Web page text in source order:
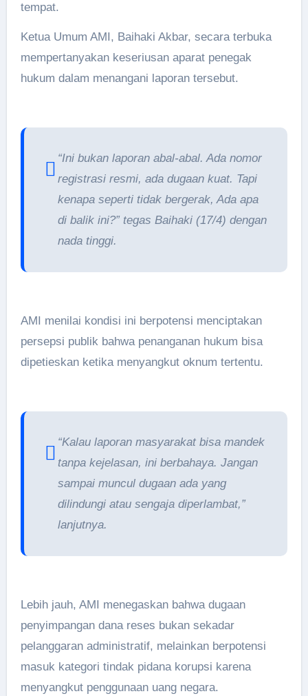
tempat.
Ketua Umum AMI, Baihaki Akbar, secara terbuka
mempertanyakan keseriusan aparat penegak
hukum dalam menangani laporan tersebut.
“Ini bukan laporan abal-abal. Ada nomor
registrasi resmi, ada dugaan kuat. Tapi
kenapa seperti tidak bergerak, Ada apa
di balik ini?” tegas Baihaki (17/4) dengan
nada tinggi.
AMI menilai kondisi ini berpotensi menciptakan
persepsi publik bahwa penanganan hukum bisa
dipetieskan ketika menyangkut oknum tertentu.
“Kalau laporan masyarakat bisa mandek
tanpa kejelasan, ini berbahaya. Jangan
sampai muncul dugaan ada yang
dilindungi atau sengaja diperlambat,”
lanjutnya.
Lebih jauh, AMI menegaskan bahwa dugaan
penyimpangan dana reses bukan sekadar
pelanggaran administratif, melainkan berpotensi
masuk kategori tindak pidana korupsi karena
menyangkut penggunaan uang negara.